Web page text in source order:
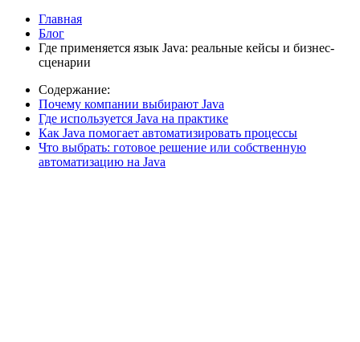
Главная
Блог
Где применяется язык Java: реальные кейсы и бизнес-
сценарии
Содержание:
Почему компании выбирают Java
Где используется Java на практике
Как Java помогает автоматизировать процессы
Что выбрать: готовое решение или собственную
автоматизацию на Java